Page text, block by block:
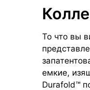
То что вы
емкие,
Durafold™